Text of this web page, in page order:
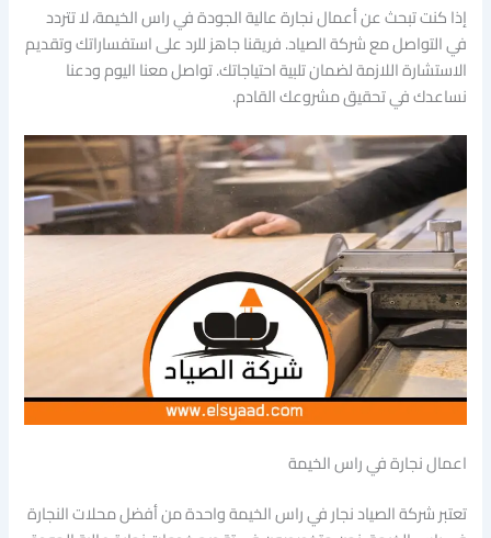
إذا كنت تبحث عن أعمال نجارة عالية الجودة في راس الخيمة، لا تتردد
في التواصل مع شركة الصياد. فريقنا جاهز للرد على استفساراتك وتقديم
الاستشارة اللازمة لضمان تلبية احتياجاتك. تواصل معنا اليوم ودعنا
نساعدك في تحقيق مشروعك القادم.
اعمال نجارة في راس الخيمة
تعتبر شركة الصياد نجار في راس الخيمة واحدة من أفضل محلات النجارة